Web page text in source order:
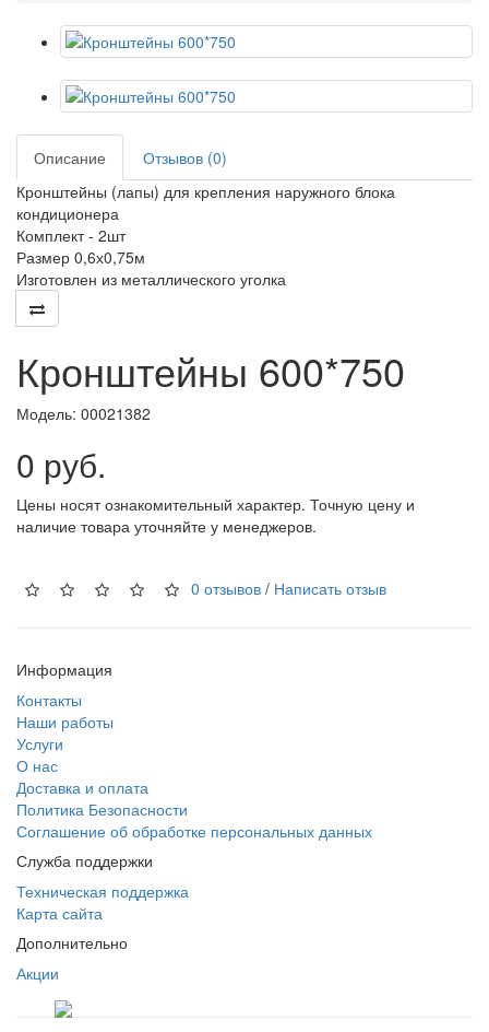
Описание
Отзывов (0)
Кронштейны (лапы) для крепления наружного блока
кондиционера
Комплект - 2шт
Размер 0,6х0,75м
Изготовлен из металлического уголка
Кронштейны 600*750
Модель: 00021382
0 руб.
Цены носят ознакомительный характер. Точную цену и
наличие товара уточняйте у менеджеров.
0 отзывов / Написать отзыв
Информация
Контакты
Наши работы
Услуги
О нас
Доставка и оплата
Политика Безопасности
Соглашение об обработке персональных данных
Служба поддержки
Техническая поддержка
Карта сайта
Дополнительно
Акции